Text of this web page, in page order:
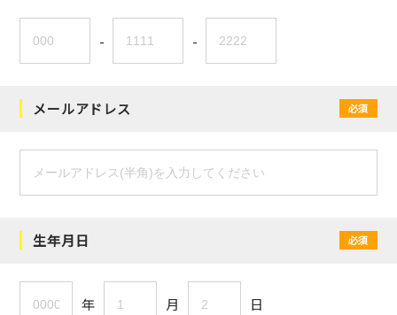
- -
メールアドレス 必須
生年月日 必須
年 月 日